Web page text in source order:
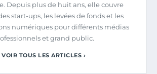
Depuis plus de huit ans, elle couvre
start-ups, les levées de fonds et les
numériques pour différents médias
et grand public.
VOIR TOUS LES ARTICLES ›